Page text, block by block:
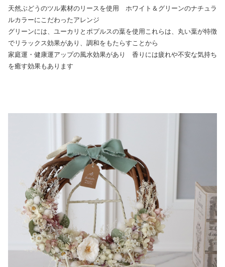
天然ぶどうのツル素材のリースを使用 ホワイト＆グリーンのナチュラ
ルカラーにこだわったアレンジ
グリーンには、ユーカリとポプルスの葉を使用これらは、丸い葉が特徴
でリラックス効果があり、調和をもたらすことから
家庭運・健康運アップの風水効果があり 香りには疲れや不安な気持ち
を癒す効果もあります